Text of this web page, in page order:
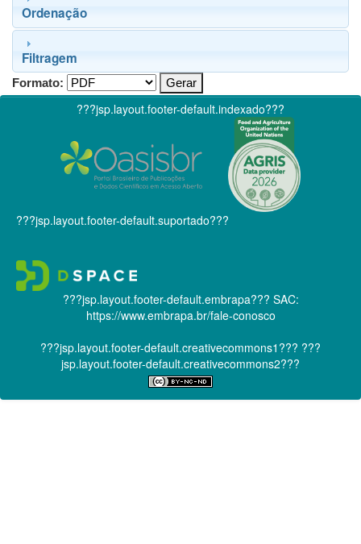
Ordenação
Filtragem
Formato:
???jsp.layout.footer-default.indexado???
???jsp.layout.footer-default.suportado???
???jsp.layout.footer-default.embrapa??? SAC:
https://www.embrapa.br/fale-conosco
???jsp.layout.footer-default.creativecommons1??? ???
jsp.layout.footer-default.creativecommons2???